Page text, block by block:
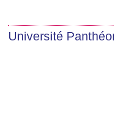
Université